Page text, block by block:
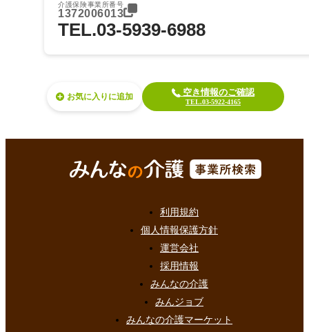
介護保険事業所番号
1372006013
TEL.03-5939-6988
お気に入り 空き情報のご確認
TEL.03-5922-4165
利用規約
個人情報保護方針
運営会社
採用情報
みんなの介護
みんジョブ
みんなの介護マーケット